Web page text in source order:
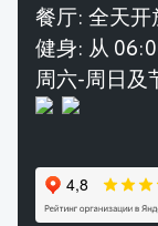
餐厅: 全天开
健身: 从
周六-周日及